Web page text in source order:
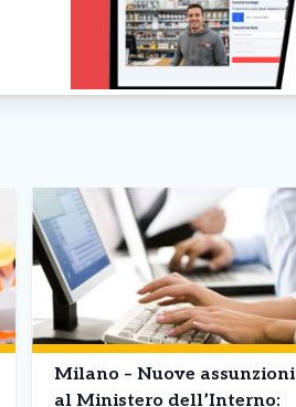
Milano – Nuove assunzioni
al Ministero dell’Interno: